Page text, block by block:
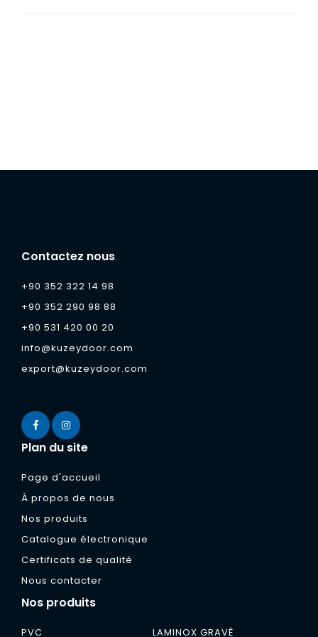
Contactez nous
+90 352 322 14 98
+90 352 290 98 88
+90 531 420 00 20
info@kuzeydoor.com
export@kuzeydoor.com
Plan du site
Page d'accueil
À propos de nous
Nos produits
Catalogue électronique
Certificats de qualité
Nous contacter
Nos produits
PVC LAMINOX GRAVÉ